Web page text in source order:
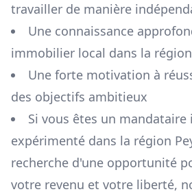
travailler de manière
Une connaissance
immobilier local dans la région
Une forte motivation à
des objectifs ambitieux
Si vous êtes un
expérimenté dans la région
recherche d'une opportunité
votre revenu et votre liberté,